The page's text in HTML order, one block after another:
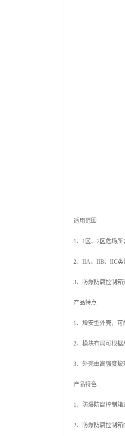
适用范围
1、1区、2区危场所
2、IIA、IIB、IIC类
3、防爆防腐控制
产品特点
1、增安型外壳，
2、模块布局可根
3、外壳由高强度
产品特色
1、防爆防腐控制
2、防爆防腐控制